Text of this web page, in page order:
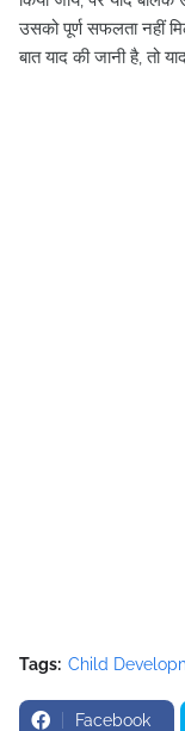
उसको पूर्ण सफलता नहीं
बात याद की जानी है, तो
Tags: Child
Facebook